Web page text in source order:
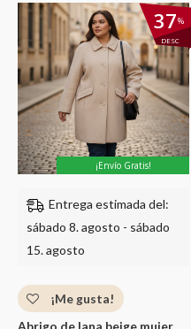
%
DESC
37
¡Envío Gratis!
Entrega estimada del:
sábado 8. agosto - sábado
15. agosto
¡Me gusta!
Abrigo de lana beige mujer
El
precio
original
era:
$947.00.
El
precio
actual
es:
$592.00.